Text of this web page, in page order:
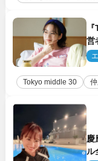
営
「
Tokyo middle 30
慶
ル